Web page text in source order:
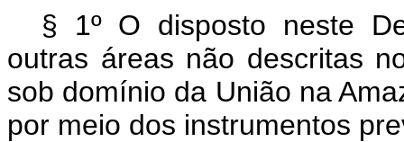
§ 1º O disposto neste
outras áreas não descritas
sob domínio da União na
por meio dos instrumentos